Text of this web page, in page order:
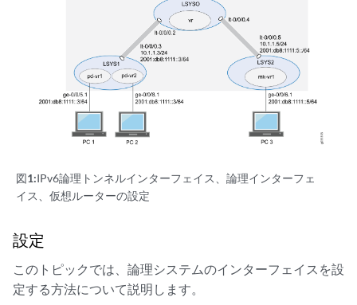
図1:IPv6論理トンネルインターフェイス、論理インターフェ
イス、仮想ルーターの設定
設定
このトピックでは、論理システムのインターフェイスを設
定する方法について説明します。